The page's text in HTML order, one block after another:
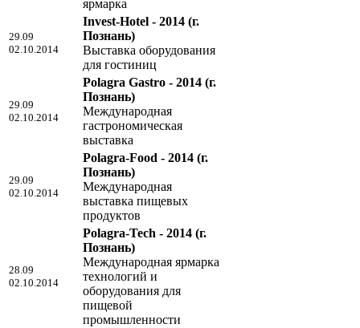
ярмарка
29.09
02.10.2014
Invest-Hotel - 2014 (г.
Познань)
Выставка оборудования
для гостиниц
29.09
02.10.2014
Polagra Gastro - 2014 (г.
Познань)
Международная
гастрономическая
выставка
29.09
02.10.2014
Polagra-Food - 2014 (г.
Познань)
Международная
выставка пищевых
продуктов
28.09
02.10.2014
Polagra-Tech - 2014 (г.
Познань)
Международная ярмарка
технологий и
оборудования для
пищевой
промышленности